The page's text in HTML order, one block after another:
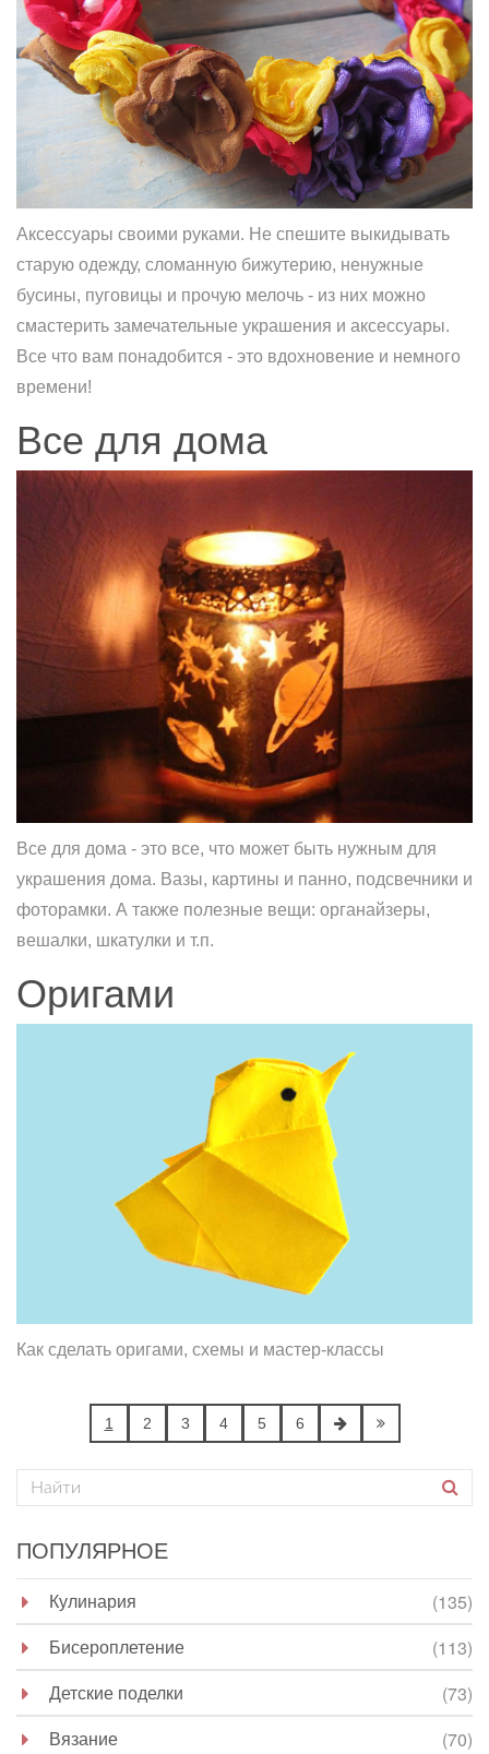
Аксессуары своими руками. Не спешите выкидывать
старую одежду, сломанную бижутерию, ненужные
бусины, пуговицы и прочую мелочь - из них можно
смастерить замечательные украшения и аксессуары.
Все что вам понадобится - это вдохновение и немного
времени!
Все для дома
Все для дома - это все, что может быть нужным для
украшения дома. Вазы, картины и панно, подсвечники и
фоторамки. А также полезные вещи: органайзеры,
вешалки, шкатулки и т.п.
Оригами
Как сделать оригами, схемы и мастер-классы
1 2 3 4 5 6
ПОПУЛЯРНОЕ
Кулинария
(135)
Бисероплетение
(113)
Детские поделки
(73)
Вязание
(70)